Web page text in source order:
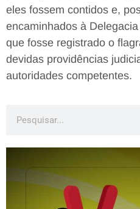
eles fossem contidos e,
encaminhados à
que fosse registrado o
devidas providências
autoridades competentes.